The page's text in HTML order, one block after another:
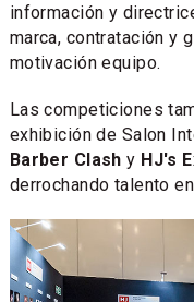
información y
marca, contratación y
motivación equipo.
Las competiciones
exhibición de Salon
Barber Clash y HJ's
derrochando talento